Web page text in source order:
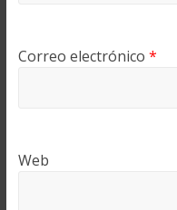
Correo electrónico *
Web